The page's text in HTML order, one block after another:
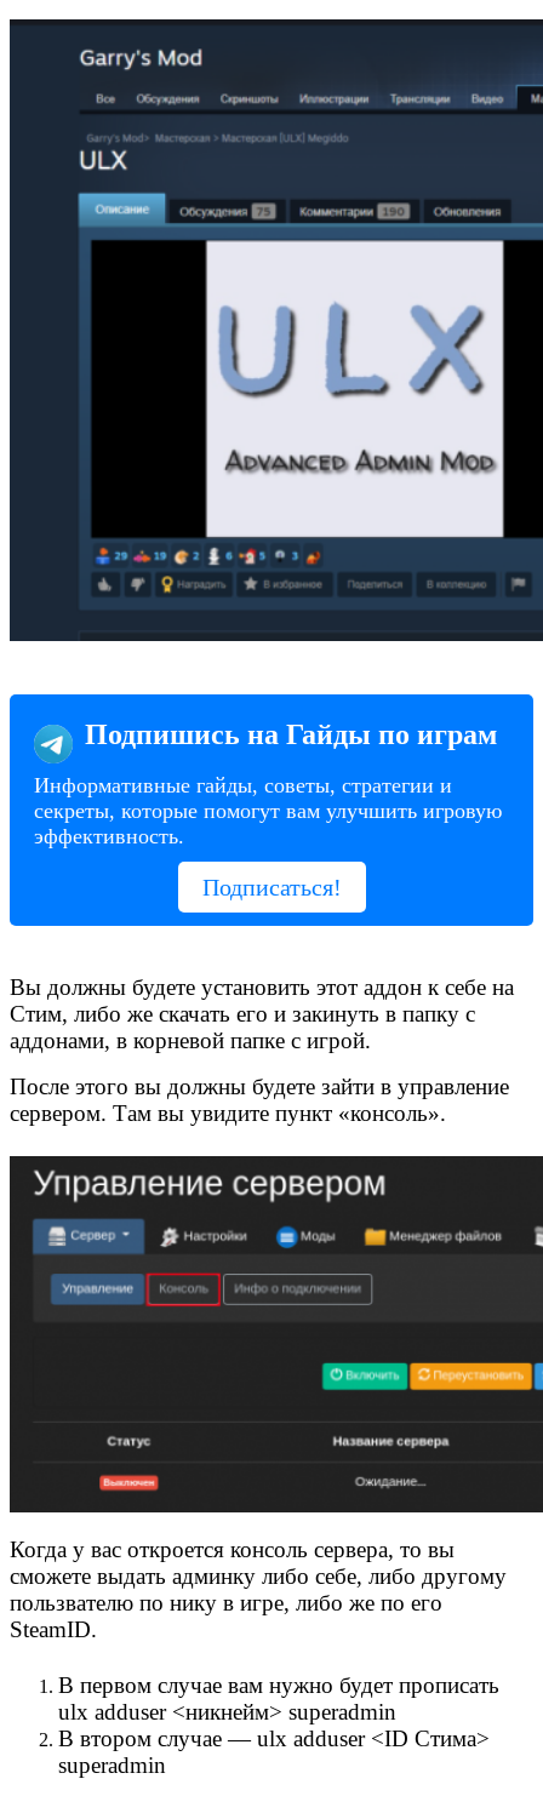
Подпишись на Гайды по играм
Информативные гайды, советы, стратегии и
секреты, которые помогут вам улучшить игровую
эффективность.
Подписаться!
Вы должны будете установить этот аддон к себе на
Стим, либо же скачать его и закинуть в папку с
аддонами, в корневой папке с игрой.
После этого вы должны будете зайти в управление
сервером. Там вы увидите пункт «консоль».
Когда у вас откроется консоль сервера, то вы
сможете выдать админку либо себе, либо другому
пользвателю по нику в игре, либо же по его
SteamID.
В первом случае вам нужно будет прописать
ulx adduser <никнейм> superadmin
В втором случае — ulx adduser <ID Стима>
superadmin